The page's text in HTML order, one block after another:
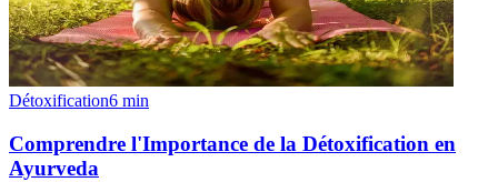
Détoxification6 min
Comprendre l'Importance de la Détoxification en
Ayurveda